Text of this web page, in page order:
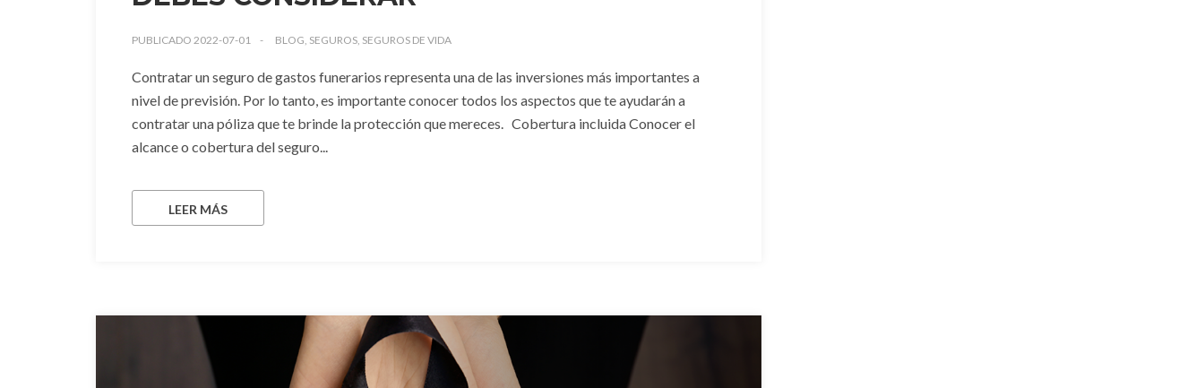
PUBLICADO 2022-07-01 BLOG, SEGUROS, SEGUROS DE VIDA
Contratar un seguro de gastos funerarios representa una de las inversiones más importantes a
nivel de previsión. Por lo tanto, es importante conocer todos los aspectos que te ayudarán a
contratar una póliza que te brinde la protección que mereces. Cobertura incluida Conocer el
alcance o cobertura del seguro...
LEER MÁS